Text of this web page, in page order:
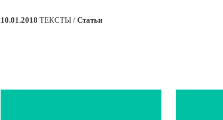
10.01.2018 ТЕКСТЫ / Статьи